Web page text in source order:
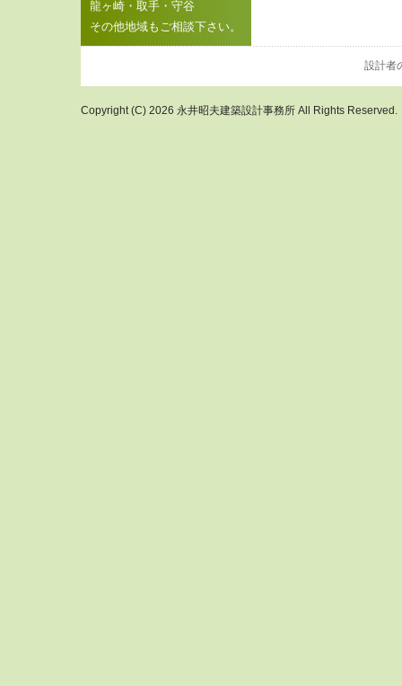
龍ヶ崎・取手・守谷
その他地域もご相談下さい。
設計者
Copyright (C) 2026 永井昭夫建築設計事務所 All Rights Reserved.